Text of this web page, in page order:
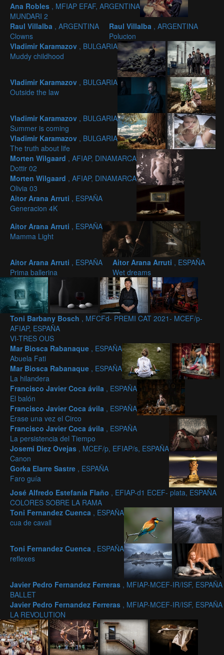
Ana Robles , MFIAP EFAF, ARGENTINA
MUNDARI 2
Raul Villalba , ARGENTINA
Clowns
Raul Villalba , ARGENTINA
Polucion
Vladimir Karamazov , BULGARIA
Muddy childhood
Vladimir Karamazov , BULGARIA
Outside the law
Vladimir Karamazov , BULGARIA
Summer is coming
Vladimir Karamazov , BULGARIA
The truth about life
Morten Wilgaard , AFIAP, DINAMARCA
Dottir 02
Morten Wilgaard , AFIAP, DINAMARCA
Olivia 03
Aitor Arana Arruti , ESPAÑA
Generacion 4K
Aitor Arana Arruti , ESPAÑA
Mamma Light
Aitor Arana Arruti , ESPAÑA
Prima ballerina
Aitor Arana Arruti , ESPAÑA
Wet dreams
Toni Barbany Bosch , MFCFd- PREMI CAT 2021- MCEF/p-
AFIAP, ESPAÑA
VI-TRES OUS
Mar Biosca Rabanaque , ESPAÑA
Abuela Fati
Mar Biosca Rabanaque , ESPAÑA
La hilandera
Francisco Javier Coca ávila , ESPAÑA
El balón
Francisco Javier Coca ávila , ESPAÑA
Erase una vez el Circo
Francisco Javier Coca ávila , ESPAÑA
La persistencia del Tiempo
Josemi Diez Ovejas , MCEF/p, EFIAP/s, ESPAÑA
Canon
Gorka Elarre Sastre , ESPAÑA
Faro guía
José Alfredo Estefanía Flaño , EFIAP-d1 ECEF- plata, ESPAÑA
COLORES SOBRE LA RAMA
Toni Fernandez Cuenca , ESPAÑA
cua de cavall
Toni Fernandez Cuenca , ESPAÑA
reflexes
Javier Pedro Fernandez Ferreras , MFIAP-MCEF-IR/ISF, ESPAÑA
BALLET
Javier Pedro Fernandez Ferreras , MFIAP-MCEF-IR/ISF, ESPAÑA
LA REVOLUTION